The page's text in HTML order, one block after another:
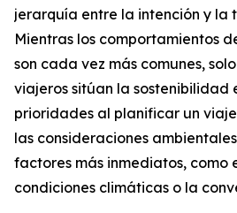
jerarquía entre la intención y la
Mientras los comportamientos
son cada vez más comunes,
viajeros sitúan la sostenibilidad
prioridades al planificar un
las consideraciones
factores más inmediatos, como
condiciones climáticas o la